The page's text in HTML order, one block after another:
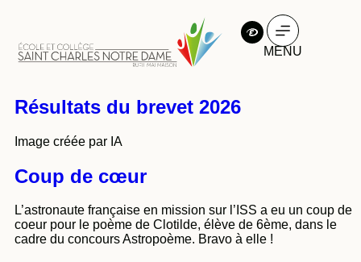
MENU
Résultats du brevet 2026
Image créée par IA
Coup de cœur
L’astronaute française en mission sur l’ISS a eu un coup de
coeur pour le poème de Clotilde, élève de 6ème, dans le
cadre du concours Astropoème. Bravo à elle !